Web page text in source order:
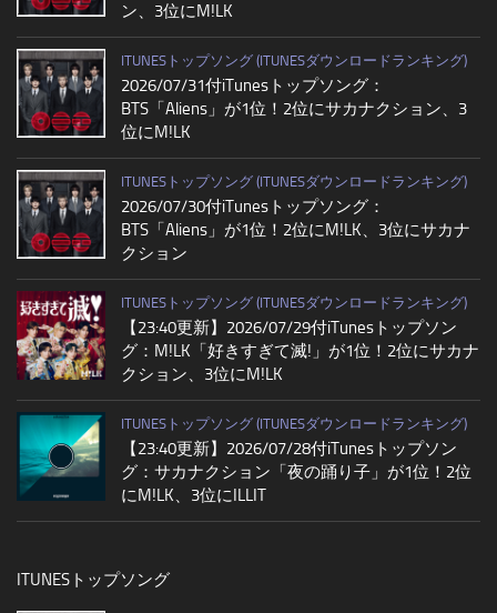
ン、3位にM!LK
ITUNESトップソング (ITUNESダウンロードランキング)
2026/07/31付iTunesトップソング：
BTS「Aliens」が1位！2位にサカナクション、3
位にM!LK
ITUNESトップソング (ITUNESダウンロードランキング)
2026/07/30付iTunesトップソング：
BTS「Aliens」が1位！2位にM!LK、3位にサカナ
クション
ITUNESトップソング (ITUNESダウンロードランキング)
【23:40更新】2026/07/29付iTunesトップソン
グ：M!LK「好きすぎて滅!」が1位！2位にサカナ
クション、3位にM!LK
ITUNESトップソング (ITUNESダウンロードランキング)
【23:40更新】2026/07/28付iTunesトップソン
グ：サカナクション「夜の踊り子」が1位！2位
にM!LK、3位にILLIT
ITUNESトップソング